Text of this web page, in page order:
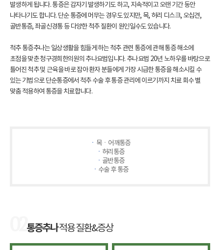
발생하게 됩니다. 통증은 갑자기 발생하기도 하고, 지속적이고 오랜 기간 동안
나타나기도 합니다. 단순 통증에 머무는 경우도 있지만, 목, 허리 디스크, 오십견,
골반통증, 좌골신경통 등 다양한 척추 질환이 원인일수도 있습니다.
척추 통증추나는 일상생활을 힘들게 하는 척추 관련 통증에 관해 통증 해소에
초점을 맞춘 청구경희한의원의 추나요법입니다. 추나요법 20년 노하우를 바탕으로
틀어진 척추 및 근육을 바로 잡아 환자 분들에게 가장 시급한 통증을 해소시킬 수
있는 기법으로 단순통증에서 척추 수술 후 통증 관리에 이르기까지 치료 회수 별
맞춤 적용하여 통증을 치료합니다.
ㆍ 목ㆍ어깨통증
ㆍ 허리통증
ㆍ 골반통증
ㆍ 수술 후 통증
통증추나적용 질환&증상